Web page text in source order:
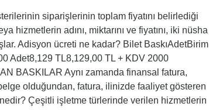
siparişlerinin toplam fiyatını belirlediği
hizmetlerin adını, miktarını ve fiyatını, iki nüsha
Adisyon ücreti ne kadar? Bilet BaskıAdetBirim
Adet8,129 TL8,129,00 TL + KDV 2000
BASKILAR Aynı zamanda finansal fatura,
olduğundan, fatura, ilinizde faaliyet gösteren
nedir? Çeşitli işletme türlerinde verilen hizmetlerin